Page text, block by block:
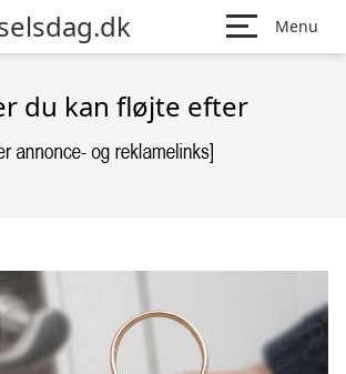
Menu
du kan fløjte efter